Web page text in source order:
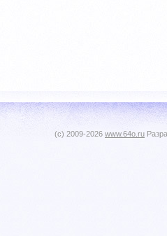
(c) 2009-2026 www.64o.ru